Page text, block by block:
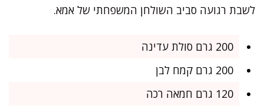
לשבת רגועה סביב השולחן המשפחתי של אמא.
200 גרם סולת עדינה
200 גרם קמח לבן
120 גרם חמאה רכה